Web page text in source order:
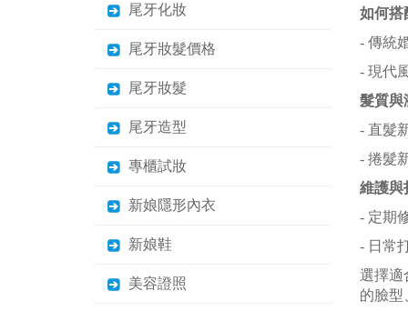
尾牙化妝
尾牙妝髮價格
尾牙妝髮
尾牙造型
專櫃試妝
新娘隱形內衣
新娘鞋
美容證照
如何搭
- 傳統
- 現代
髮質與
- 直髮
- 捲髮
維護與
- 定期
- 日常
選擇適
的臉型